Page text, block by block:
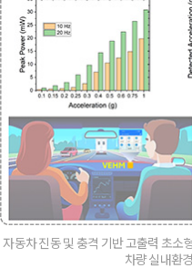
자동차 진동 및 충격 기반 고출력 초소
차량 실내환